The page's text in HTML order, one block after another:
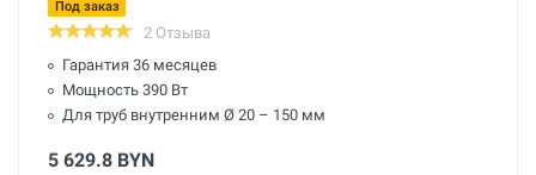
Под заказ
2 Отзыва
Гарантия 36 месяцев
Мощность 390 Вт
Для труб внутренним Ø 20 – 150 мм
5 629.8 BYN